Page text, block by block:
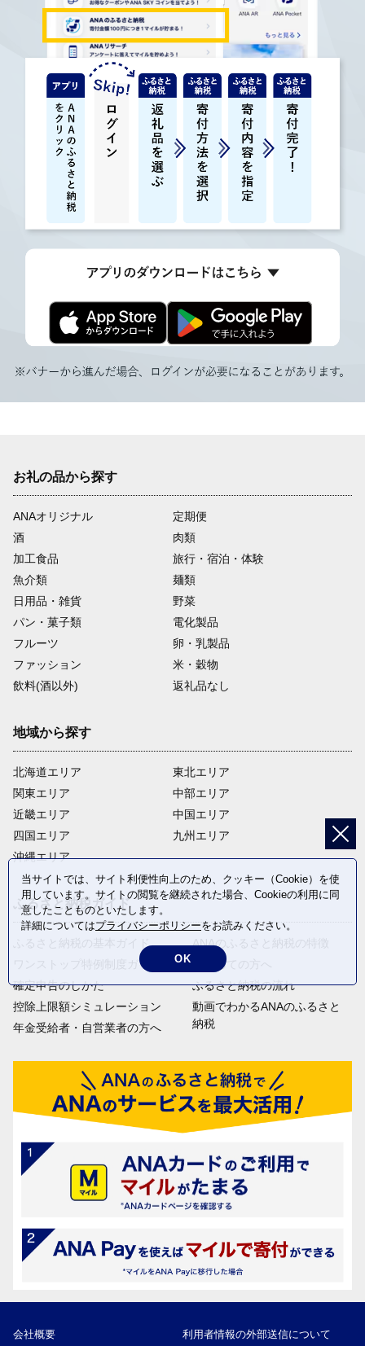
お礼の品から探す
ANAオリジナル
定期便
酒
肉類
加工食品
旅行・宿泊・体験
魚介類
麺類
日用品・雑貨
野菜
パン・菓子類
電化製品
フルーツ
卵・乳製品
ファッション
米・穀物
飲料(酒以外)
返礼品なし
地域から探す
北海道エリア
関東エリア
近畿エリア
四国エリア
沖縄エリア
東北エリア
中部エリア
中国エリア
九州エリア
ふるさと納税ガイド
ふるさと納税の基本ガイド
ワンストップ特例制度ガイド
確定申告のしかた
控除上限額シミュレーション
年金受給者・自営業者の方へ
ANAのふるさと納税の特徴
はじめての方へ
ふるさと納税の流れ
動画でわかるANAのふるさと
納税
会社概要 利用者情報の外部送信について
当サイトでは、サイト利便性向上のため、クッキー（Cookie）を使
用しています。サイトの閲覧を継続された場合、Cookieの利用に同
意したことものといたします。
詳細についてはプライバシーポリシーをお読みください。
OK